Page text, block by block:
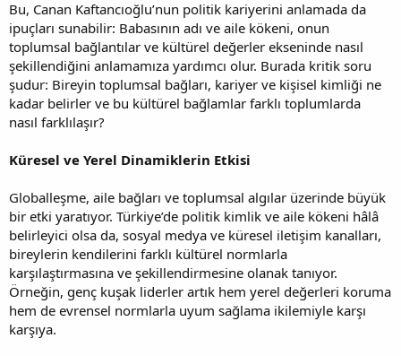
Bu, Canan Kaftancıoğlu’nun politik kariyerini anlamada da
ipuçları sunabilir: Babasının adı ve aile kökeni, onun
toplumsal bağlantılar ve kültürel değerler ekseninde nasıl
şekillendiğini anlamamıza yardımcı olur. Burada kritik soru
şudur: Bireyin toplumsal bağları, kariyer ve kişisel kimliği ne
kadar belirler ve bu kültürel bağlamlar farklı toplumlarda
nasıl farklılaşır?
Küresel ve Yerel Dinamiklerin Etkisi
Globalleşme, aile bağları ve toplumsal algılar üzerinde büyük
bir etki yaratıyor. Türkiye’de politik kimlik ve aile kökeni hâlâ
belirleyici olsa da, sosyal medya ve küresel iletişim kanalları,
bireylerin kendilerini farklı kültürel normlarla
karşılaştırmasına ve şekillendirmesine olanak tanıyor.
Örneğin, genç kuşak liderler artık hem yerel değerleri koruma
hem de evrensel normlarla uyum sağlama ikilemiyle karşı
karşıya.